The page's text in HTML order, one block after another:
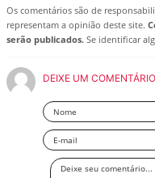
Os comentários são de
representam a opinião deste site.
serão publicados. Se identificar
DEIXE UM COMENTÁRIO
Nome
Email
Deixe